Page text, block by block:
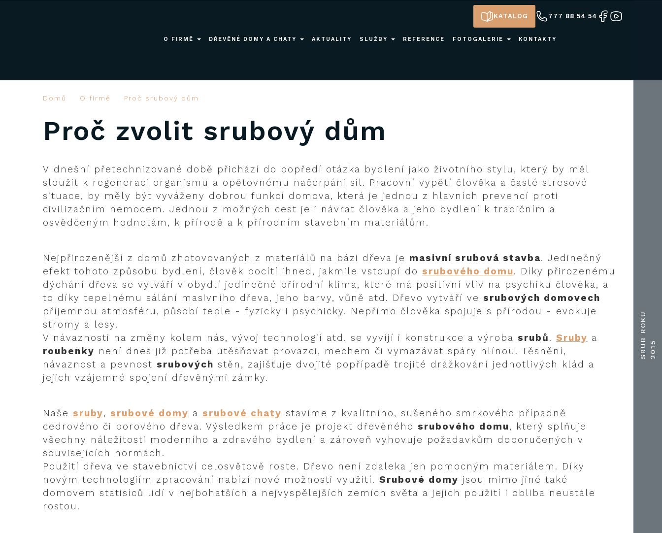
KATALOG 777 88 54 54
O FIRMĚ DŘEVĚNÉ DOMY A CHATY
DOMY Z CLT PANELŮ
AKTUALITY SLUŽBY REFERENCE FOTOGALERIE KONTAKTY
S
R
U
B
R
O
K
U
2
0
1 5
Domů O firmě Proč srubový dům
Proč zvolit srubový dům
V dnešní přetechnizované době přichází do popředí otázka bydlení jako životního stylu, který by měl
sloužit k regeneraci organismu a opětovnému načerpáni sil. Pracovní vypětí člověka a časté stresové
situace, by měly být vyváženy dobrou funkcí domova, která je jednou z hlavních prevencí proti
civilizačním nemocem. Jednou z možných cest je i návrat člověka a jeho bydlení k tradičním a
osvědčeným hodnotám, k přírodě a k přírodním stavebním materiálům.
Nejpřirozenější z domů zhotovovaných z materiálů na bázi dřeva je masivní srubová stavba. Jedinečný
efekt tohoto způsobu bydlení, člověk pocítí ihned, jakmile vstoupí do srubového domu. Díky přirozenému
dýchání dřeva se vytváří v obydlí jedinečné přírodní klima, které má positivní vliv na psychiku člověka, a
to díky tepelnému sálání masivního dřeva, jeho barvy, vůně atd. Dřevo vytváří ve srubových domovech
příjemnou atmosféru, působí teple - fyzicky i psychicky. Nepřímo člověka spojuje s přírodou - evokuje
stromy a lesy.
V návaznosti na změny kolem nás, vývoj technologií atd. se vyvíjí i konstrukce a výroba srubů. Sruby a
roubenky není dnes již potřeba utěsňovat provazci, mechem či vymazávat spáry hlínou. Těsnění,
návaznost a pevnost srubových stěn, zajišťuje dvojité popřípadě trojité drážkování jednotlivých klád a
jejich vzájemné spojení dřevěnými zámky.
Naše sruby, srubové domy a srubové chaty stavíme z kvalitního, sušeného smrkového případně
cedrového či borového dřeva. Výsledkem práce je projekt dřevěného srubového domu, který splňuje
všechny náležitosti moderního a zdravého bydlení a zároveň vyhovuje požadavkům doporučených v
souvisejících normách.
Použití dřeva ve stavebnictví celosvětově roste. Dřevo není zdaleka jen pomocným materiálem. Díky
novým technologiím zpracování nabízí nové možnosti využití. Srubové domy jsou mimo jiné také
domovem statisíců lidí v nejbohatších a nejvyspělejších zemích světa a jejich použití i obliba neustále
rostou.